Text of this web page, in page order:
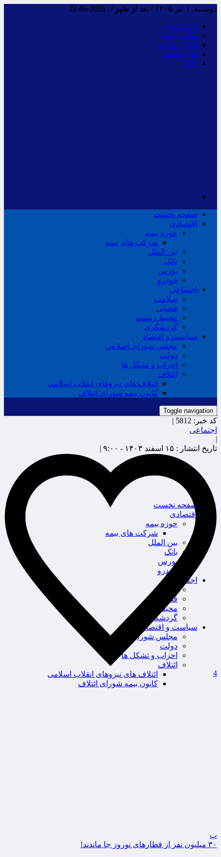
دوشنبه, ۱ تیر ۱۴۰۵ / بعد از ظهر / |
2026-06-22
درباره ما
تماس با ما
فـال روزانـه
فال حافظ
RSS
صفحه نخست
اقتصادی
حوزه بیمه
شرکت های بیمه
بین الملل
بانک
بورس
خودرو
اجتماعی
سلامت
قضایی
محیط زیست
گردشگری
سیاست و اقتصاد
مجلس شورای اسلامی
دولت
احزاب و تشکل ها
ائتلاف
ائتلاف های نیروهای انقلاب اسلامی
کانون بیمه شورای ائتلاف
Toggle navigation
صفحه نخست
اقتصادی
حوزه بیمه
شرکت های بیمه
بین الملل
بانک
بورس
خودرو
اجتماعی
سلامت
قضایی
محیط زیست
گردشگری
سیاست و اقتصاد
مجلس شورای اسلامی
دولت
احزاب و تشکل ها
ائتلاف
ائتلاف های نیروهای انقلاب اسلامی
کانون بیمه شورای ائتلاف
کد خبر: 5812 |
اجتماعی
|
تاریخ انتشار : ۱۵ اسفند ۱۴۰۳ - ۹:۰۰ |
4
پ
۳۰ میلیون نفر از قطارهای نوروز جا ماندند!